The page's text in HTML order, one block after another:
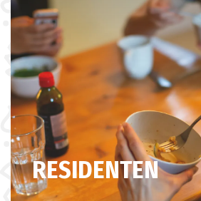
RESIDENTEN